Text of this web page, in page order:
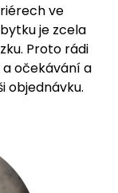
ve
je zcela
Proto rádi
očekávání a
objednávku.